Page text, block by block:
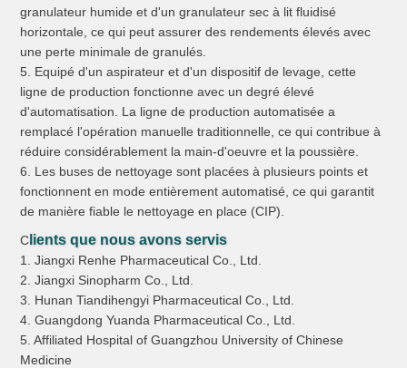
granulateur humide et d'un granulateur sec à lit fluidisé
horizontale, ce qui peut assurer des rendements élevés avec
une perte minimale de granulés.
5. Equipé d'un aspirateur et d'un dispositif de levage, cette
ligne de production fonctionne avec un degré élevé
d'automatisation. La ligne de production automatisée a
remplacé l'opération manuelle traditionnelle, ce qui contribue à
réduire considérablement la main-d'oeuvre et la poussière.
6. Les buses de nettoyage sont placées à plusieurs points et
fonctionnent en mode entièrement automatisé, ce qui garantit
de manière fiable le nettoyage en place (CIP).
C lients que nous avons servis
1. Jiangxi Renhe Pharmaceutical Co., Ltd.
2. Jiangxi Sinopharm Co., Ltd.
3. Hunan Tiandihengyi Pharmaceutical Co., Ltd.
4. Guangdong Yuanda Pharmaceutical Co., Ltd.
5. Affiliated Hospital of Guangzhou University of Chinese
Medicine